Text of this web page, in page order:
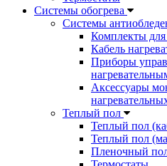
Системы обогрева
Системы
Комплекты для
Кабель
Приборы
Аксессуары
Теплый пол
Теплый пол
Теплый пол
Пленочный